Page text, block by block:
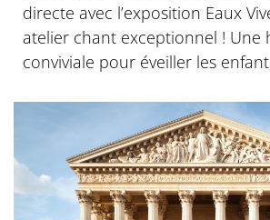
directe avec l’exposition Eaux
atelier chant exceptionnel ! Une
conviviale pour éveiller les